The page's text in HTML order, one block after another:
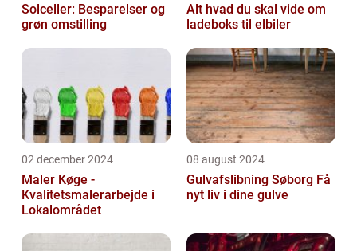
Solceller: Besparelser og
grøn omstilling
Alt hvad du skal vide om
ladeboks til elbiler
02 december 2024
Maler Køge -
Kvalitetsmalerarbejde i
Lokalområdet
08 august 2024
Gulvafslibning Søborg Få
nyt liv i dine gulve